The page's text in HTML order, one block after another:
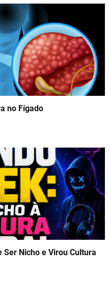
no Fígado
Ser Nicho e Virou Cultura